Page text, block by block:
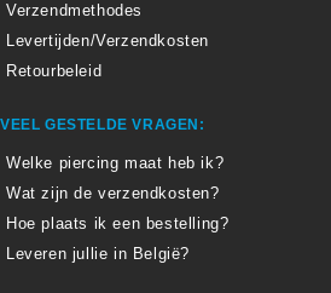
Verzendmethodes
Levertijden/Verzendkosten
Retourbeleid
VEEL GESTELDE VRAGEN:
Welke piercing maat heb ik?
Wat zijn de verzendkosten?
Hoe plaats ik een bestelling?
Leveren jullie in België?